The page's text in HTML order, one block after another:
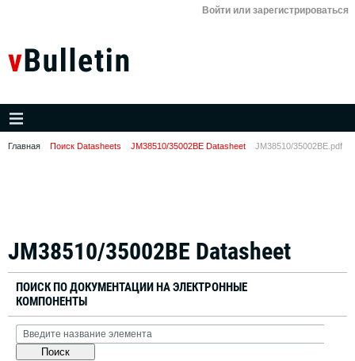
Войти или зарегистрироваться
Главная Поиск Datasheets JM38510/35002BE Datasheet JM38510/35002BE.pdf
JM38510/35002BE Datasheet
ПОИСК ПО ДОКУМЕНТАЦИИ НА ЭЛЕКТРОННЫЕ
КОМПОНЕНТЫ
Поиск